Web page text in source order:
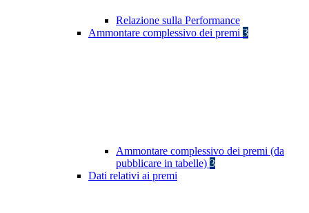
Relazione sulla Performance
Ammontare complessivo dei premi 3
Ammontare complessivo dei premi (da
pubblicare in tabelle) 3
Dati relativi ai premi